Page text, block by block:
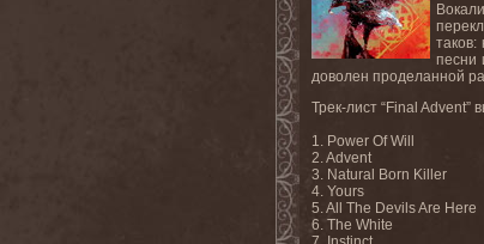
песни
доволен проделанной
Трек-лист “Final
1. Power Of Will
2. Advent
3. Natural Born Killer
4. Yours
5. All The Devils Are Here
6. The White